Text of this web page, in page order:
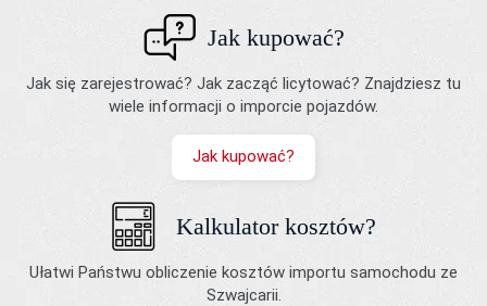
Jak kupować?
Jak się zarejestrować? Jak zacząć licytować? Znajdziesz tu
wiele informacji o imporcie pojazdów.
Jak kupować?
Kalkulator kosztów?
Ułatwi Państwu obliczenie kosztów importu samochodu ze
Szwajcarii.